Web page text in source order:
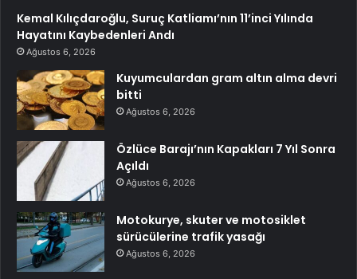
Kemal Kılıçdaroğlu, Suruç Katliamı’nın 11’inci Yılında
Hayatını Kaybedenleri Andı
Ağustos 6, 2026
Kuyumculardan gram altın alma devri
bitti
Ağustos 6, 2026
Özlüce Barajı’nın Kapakları 7 Yıl Sonra
Açıldı
Ağustos 6, 2026
Motokurye, skuter ve motosiklet
sürücülerine trafik yasağı
Ağustos 6, 2026